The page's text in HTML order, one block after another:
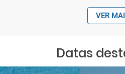
VER
Datas